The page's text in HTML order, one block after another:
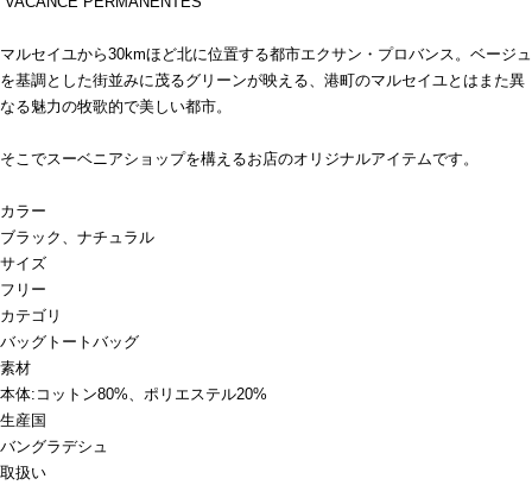
マルセイユから30kmほど北に位置する都市エクサン・プロバンス。ベージュ
を基調とした街並みに茂るグリーンが映える、港町のマルセイユとはまた異
なる魅力の牧歌的で美しい都市。
そこでスーベニアショップを構えるお店のオリジナルアイテムです。
カラー
ブラック、ナチュラル
サイズ
フリー
カテゴリ
バッグ トートバッグ
素材
本体:コットン80%、ポリエステル20%
生産国
バングラデシュ
取扱い